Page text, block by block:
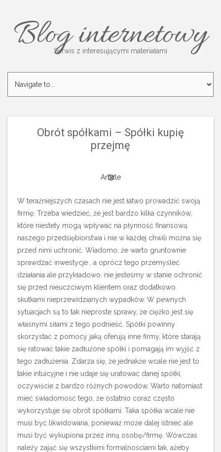
Blog internetowy
Serwis z interesującymi materiałami
Obrót spółkami – Spółki kupię
przejmę
Article
W teraźniejszych czasach nie jest łatwo prowadzić swoją
firmę. Trzeba wiedzieć, że jest bardzo kilka czynników,
które niestety mogą wpływać na płynność finansową
naszego przedsiębiorstwa i nie w każdej chwili można się
przed nimi uchronić. Wiadomo, że warto gruntownie
sprawdzać inwestycje , a oprócz tego przemyśleć
działania ale przykładowo. nie jesteśmy w stanie ochronić
się przed nieuczciwym klientem oraz dodatkowo
skutkami nieprzewidzianych wypadków. W pewnych
sytuacjach są to tak nieproste sprawy, że ciężko jest się
własnymi siłami z tego podnieść. Spółki powinny
skorzystać z pomocy jaką oferują inne firmy, które starają
się ratować takie zadłużone spółki i pomagają im wyjść z
tego zadłużenia. Zdarza się, że jednakże wcale nie jest to
takie intuicyjne i nie udaje się uratować danej spółki,
oczywiście z bardzo różnych powodów. Warto natomiast
mieć świadomość tego, że ostatnio coraz często
wykorzystuje się obrót spółkami. Taka spółka wcale nie
musi być likwidowana, ponieważ może dalej istnieć ale
musi być wykupiona przez inną osobę/firmę. Wówczas
należy zająć się wszystkimi formalnościami tak, ażeby